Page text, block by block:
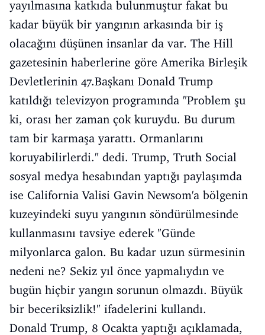
yayılmasına katkıda bulunmuştur fakat bu
kadar büyük bir yangının arkasında bir iş
olacağını düşünen insanlar da var. The Hill
gazetesinin haberlerine göre Amerika Birleşik
Devletlerinin 47.Başkanı Donald Trump
katıldığı televizyon programında "Problem şu
ki, orası her zaman çok kuruydu. Bu durum
tam bir karmaşa yarattı. Ormanlarını
koruyabilirlerdi." dedi. Trump, Truth Social
sosyal medya hesabından yaptığı paylaşımda
ise California Valisi Gavin Newsom'a bölgenin
kuzeyindeki suyu yangının söndürülmesinde
kullanmasını tavsiye ederek "Günde
milyonlarca galon. Bu kadar uzun sürmesinin
nedeni ne? Sekiz yıl önce yapmalıydın ve
bugün hiçbir yangın sorunun olmazdı. Büyük
bir beceriksizlik!" ifadelerini kullandı.
Donald Trump, 8 Ocakta yaptığı açıklamada,